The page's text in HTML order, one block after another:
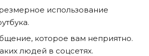
использование
которое вам неприятно.
людей в соцсетях.